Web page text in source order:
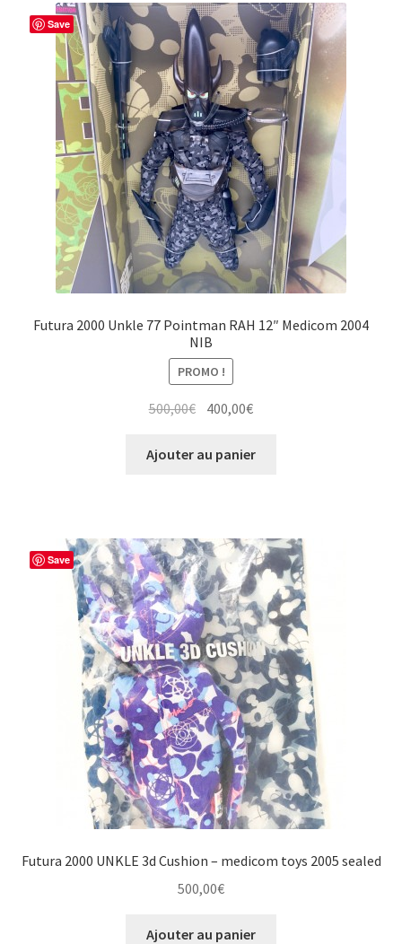
Save
Futura 2000 Unkle 77 Pointman RAH 12″ Medicom 2004
NIB
PROMO !
500,00€ Le
initial
400,00€Le
actuel
Ajouter au panier
Save
Futura 2000 UNKLE 3d Cushion – medicom toys 2005 sealed
500,00€
Ajouter au panier